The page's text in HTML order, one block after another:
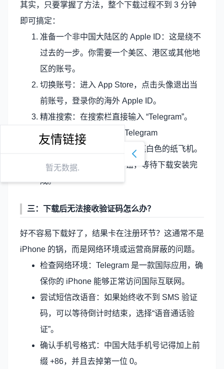
其实，只要掌握了方法，整个下载过程不到 3 分钟
即可搞定：
准备一个非中国大陆区的 Apple ID：这是绕不
过去的一步。你需要一个美区、港区或其他地
区的账号。
切换账号：进入 App Store，点击头像退出当
前账号，登录你的海外 Apple ID。
精准搜索：在搜索栏直接输入 “Telegram”。
认准图标：官方版本叫 “Telegram
Messenger”，图标是一个蓝底白色的纸飞机。
点击获取：点击“GET”按钮，等待下载安装完
成。
三：下载后无法接收验证码怎么办？
好不容易下载好了，结果卡在注册环节？这通常不是
iPhone 的锅，而是网络环境或运营商屏蔽的问题。
检查网络环境：Telegram 是一款国际应用，确
保你的 iPhone 能够正常访问国际互联网。
尝试短信改语音：如果始终收不到 SMS 验证
码，可以等待倒计时结束，选择“语音通话验
证”。
确认手机号格式：中国大陆手机号记得加上前
缀 +86，并且去掉第一位 0。
友情链接
暂无数据.